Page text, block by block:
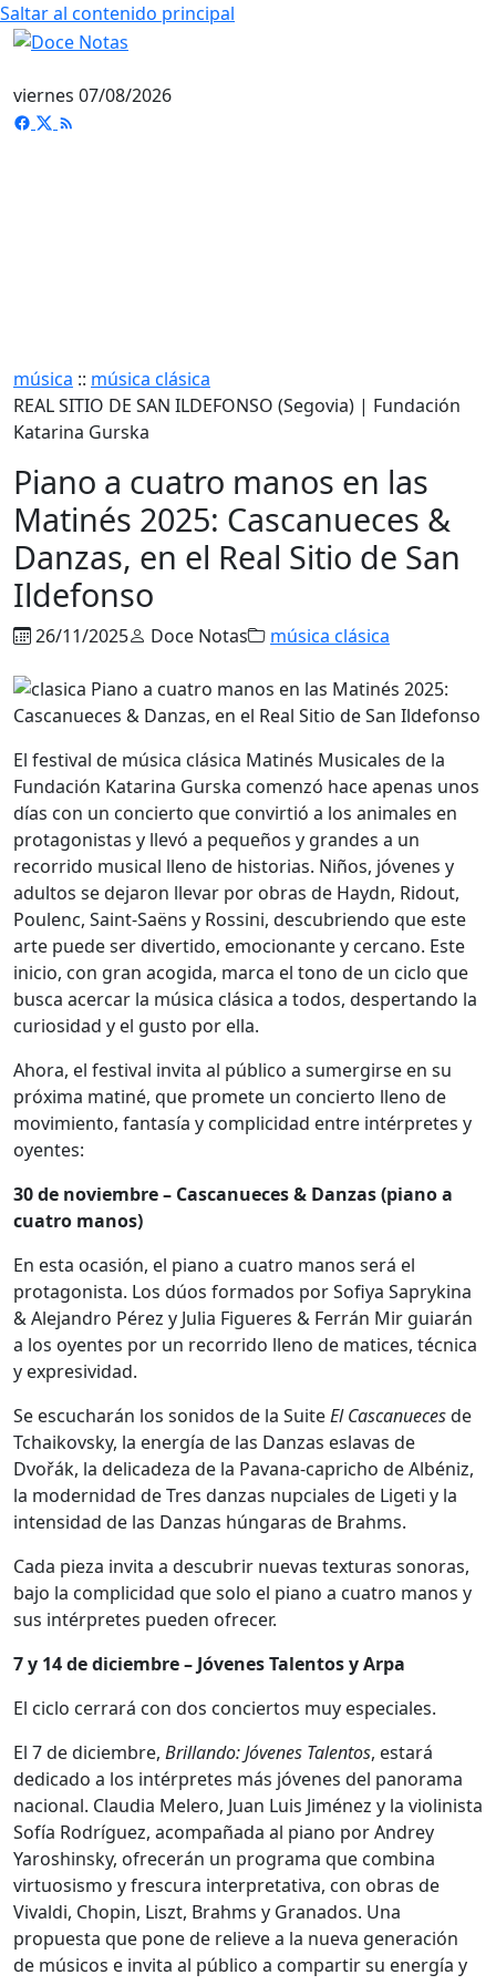
Saltar al contenido principal
viernes 07/08/2026
música :: música clásica
REAL SITIO DE SAN ILDEFONSO (Segovia) | Fundación
Katarina Gurska
Piano a cuatro manos en las
Matinés 2025: Cascanueces &
Danzas, en el Real Sitio de San
Ildefonso
26/11/2025 Doce Notas música clásica
El festival de música clásica Matinés Musicales de la
Fundación Katarina Gurska comenzó hace apenas unos
días con un concierto que convirtió a los animales en
protagonistas y llevó a pequeños y grandes a un
recorrido musical lleno de historias. Niños, jóvenes y
adultos se dejaron llevar por obras de Haydn, Ridout,
Poulenc, Saint-Saëns y Rossini, descubriendo que este
arte puede ser divertido, emocionante y cercano. Este
inicio, con gran acogida, marca el tono de un ciclo que
busca acercar la música clásica a todos, despertando la
curiosidad y el gusto por ella.
Ahora, el festival invita al público a sumergirse en su
próxima matiné, que promete un concierto lleno de
movimiento, fantasía y complicidad entre intérpretes y
oyentes:
30 de noviembre – Cascanueces & Danzas (piano a
cuatro manos)
En esta ocasión, el piano a cuatro manos será el
protagonista. Los dúos formados por Sofiya Saprykina
& Alejandro Pérez y Julia Figueres & Ferrán Mir guiarán
a los oyentes por un recorrido lleno de matices, técnica
y expresividad.
Se escucharán los sonidos de la SuiteElCascanuecesde
Tchaikovsky, la energía de las Danzas eslavas de
Dvořák, la delicadeza de la Pavana-capricho de Albéniz,
la modernidad de Tres danzas nupciales de Ligeti y la
intensidad de las Danzas húngaras de Brahms.
Cada pieza invita a descubrir nuevas texturas sonoras,
bajo la complicidad que solo el piano a cuatro manos y
sus intérpretes pueden ofrecer.
7 y 14 de diciembre – Jóvenes Talentos y Arpa
El ciclo cerrará con dos conciertos muy especiales.
El 7 de diciembre, Brillando: Jóvenes Talentos, estará
dedicado a los intérpretes más jóvenes del panorama
nacional. Claudia Melero, Juan Luis Jiménez y la violinista
Sofía Rodríguez, acompañada al piano por Andrey
Yaroshinsky, ofrecerán un programa que combina
virtuosismo y frescura interpretativa, con obras de
Vivaldi, Chopin, Liszt, Brahms y Granados. Una
propuesta que pone de relieve a la nueva generación
de músicos e invita al público a compartir su energía y